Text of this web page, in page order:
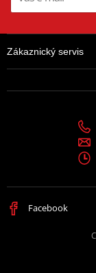
Zákaznický servis
Facebook